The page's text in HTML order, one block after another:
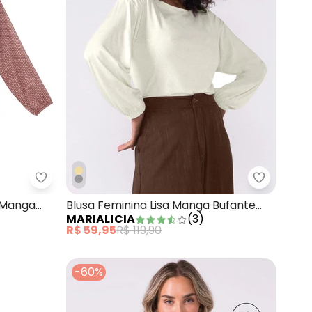
Lisa Verde
Marialícia - Blusa Feminina Estampada Manga
Blusa Feminina Lisa Manga Bufante
Bege
MARIALÍCIA (3)
R$ 59,95R$ 119,90
-60%